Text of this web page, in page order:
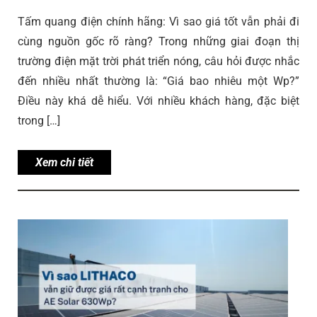
Tấm quang điện chính hãng: Vì sao giá tốt vẫn phải đi
cùng nguồn gốc rõ ràng? Trong những giai đoạn thị
trường điện mặt trời phát triển nóng, câu hỏi được nhắc
đến nhiều nhất thường là: “Giá bao nhiêu một Wp?”
Điều này khá dễ hiểu. Với nhiều khách hàng, đặc biệt
trong […]
Xem chi tiết